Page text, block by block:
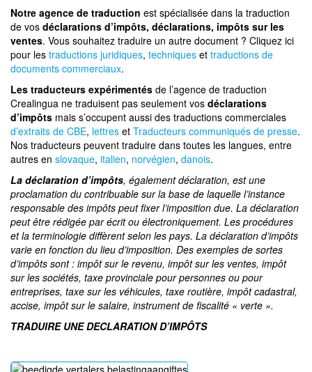
Notre agence de traduction est spécialisée dans la traduction
de vos déclarations d’impôts, déclarations, impôts sur les
ventes. Vous souhaitez traduire un autre document ? Cliquez ici
pour les traductions juridiques, techniques et traductions de
documents commerciaux.
Les traducteurs expérimentés de l’agence de traduction
Crealingua ne traduisent pas seulement vos déclarations
d’impôts mais s’occupent aussi des traductions commerciales
d’extraits de CBE, lettres et Traducteurs communiqués de presse.
Nos traducteurs peuvent traduire dans toutes les langues, entre
autres en slovaque, italien, norvégien, danois.
La déclaration d’impôts, également déclaration, est une
proclamation du contribuable sur la base de laquelle l’instance
responsable des impôts peut fixer l’imposition due. La déclaration
peut être rédigée par écrit ou électroniquement. Les procédures
et la terminologie diffèrent selon les pays. La déclaration d’impôts
varie en fonction du lieu d’imposition. Des exemples de sortes
d’impôts sont : impôt sur le revenu, impôt sur les ventes, impôt
sur les sociétés, taxe provinciale pour personnes ou pour
entreprises, taxe sur les véhicules, taxe routière, impôt cadastral,
accise, impôt sur le salaire, instrument de fiscalité « verte ».
TRADUIRE UNE DECLARATION D’IMPÔTS